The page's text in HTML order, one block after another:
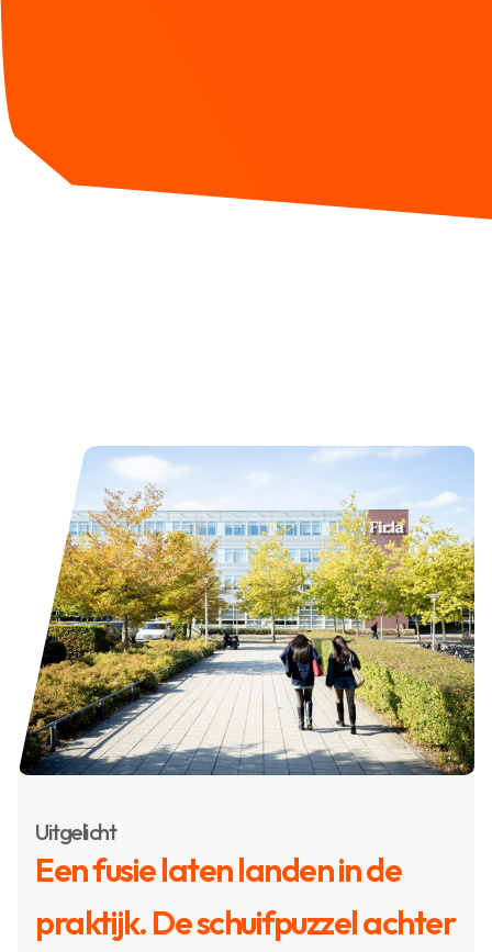
Uitgelicht
Een fusie laten landen in de
praktijk. De schuifpuzzel achter